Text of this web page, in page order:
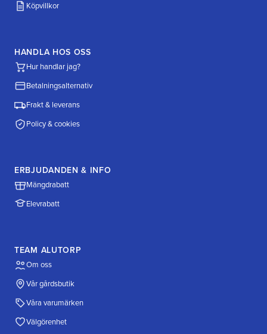
Köpvillkor
HANDLA HOS OSS
Hur handlar jag?
Betalningsalternativ
Frakt & leverans
Policy & cookies
ERBJUDANDEN & INFO
Mängdrabatt
Elevrabatt
TEAM ALUTORP
Om oss
Vår gårdsbutik
Våra varumärken
Välgörenhet